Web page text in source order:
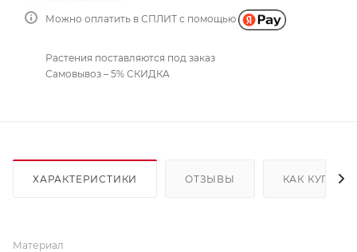
Можно оплатить в СПЛИТ с помощью
Растения поставляются под заказ
Самовывоз – 5% СКИДКА
ХАРАКТЕРИСТИКИ ОТЗЫВЫ КАК КУПИТЬ
Материал